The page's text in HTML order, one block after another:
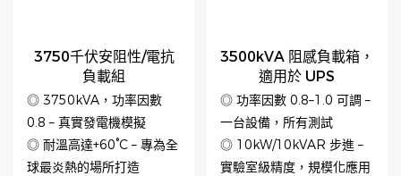
3750千伏安阻性/電抗
負載組
◎ 3750kVA，功率因數
0.8 – 真實發電機模擬
◎ 耐溫高達+60°C – 專為全
球最炎熱的場所打造
3500kVA 阻感負載箱，
適用於 UPS
◎ 功率因數 0.8–1.0 可調 –
一台設備，所有測試
◎ 10kW/10kVAR 步進 –
實驗室級精度，規模化應用